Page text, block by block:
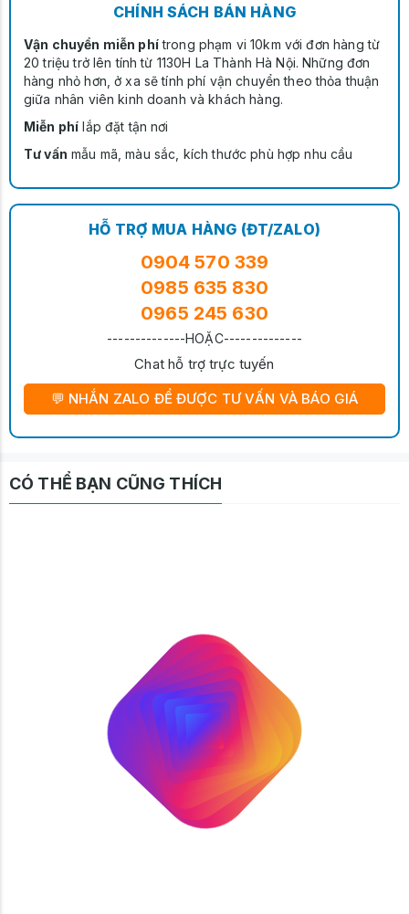
CHÍNH SÁCH BÁN HÀNG
Vận chuyển miễn phítrong phạm vi 10km với đơn hàng từ
20 triệu trở lên tính từ 1130H La Thành Hà Nội. Những đơn
hàng nhỏ hơn, ở xa sẽ tính phí vận chuyển theo thỏa thuận
giữa nhân viên kinh doanh và khách hàng.
Miễn phí lắp đặt tận nơi
Tư vấn mẫu mã, màu sắc, kích thước phù hợp nhu cầu
HỖ TRỢ MUA HÀNG (ĐT/ZALO)
0904 570 339
0985 635 830
0965 245 630
--------------HOẶC--------------
Chat hỗ trợ trực tuyến
💬 NHẮN ZALO ĐỂ ĐƯỢC TƯ VẤN VÀ BÁO GIÁ
CÓ THỂ BẠN CŨNG THÍCH